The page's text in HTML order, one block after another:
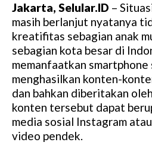
Jakarta, Selular.ID –
masih berlanjut nyatanya
kreatifitas sebagian anak
sebagian kota besar di
memanfaatkan smartphone
menghasilkan konten-
dan bahkan diberitakan
konten tersebut dapat
media sosial Instagram
video pendek.